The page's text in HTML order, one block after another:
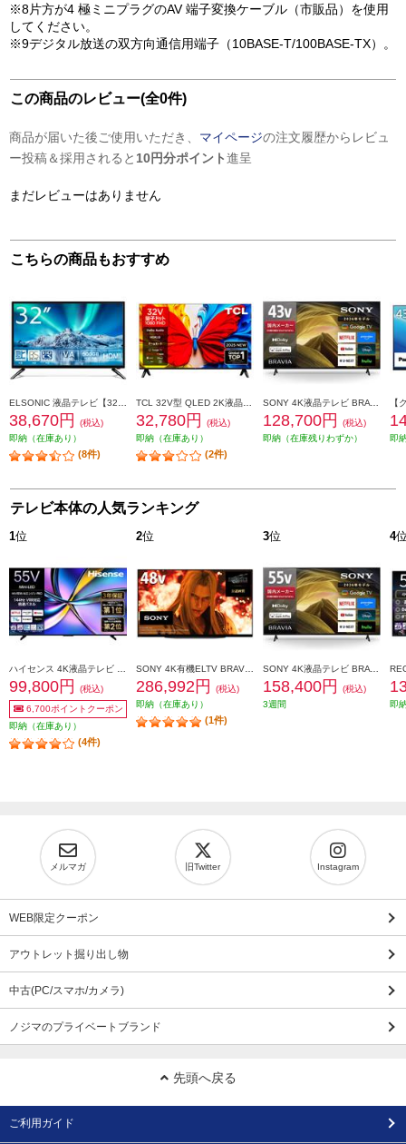
※8片方が4 極ミニプラグのAV 端子変換ケーブル（市販品）を使用
してください。
※9デジタル放送の双方向通信用端子（10BASE-T/100BASE-TX）。
この商品のレビュー(全0件)
商品が届いた後ご使用いただき、 マイページの注文履歴からレビュ
ー投稿＆採用されると 10円分ポイント進呈
まだレビューはありません
こちらの商品もおすすめ
38,670円
(税込)
即納（在庫あり）
(8件)
32,780円
(税込)
即納（在庫あり）
(2件)
128,700円
(税込)
即納（在庫残りわずか）
即
テレビ本体の人気ランキング
1位
99,800円
(税込)
6,700ポイントクーポン
即納（在庫あり）
(4件)
2位
286,992円
(税込)
即納（在庫あり）
(1件)
3位
158,400円
(税込)
3週間
4
即
メルマガ 旧Twitter Instagram
WEB限定クーポン
アウトレット掘り出し物
中古(PC/スマホ/カメラ)
ノジマのプライベートブランド
先頭へ戻る
ご利用ガイド